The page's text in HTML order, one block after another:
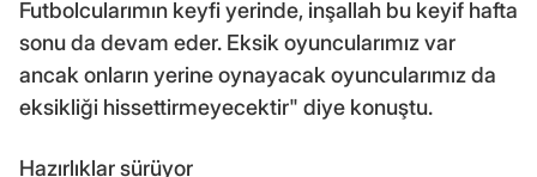
Futbolcularımın keyfi yerinde, inşallah bu keyif hafta
sonu da devam eder. Eksik oyuncularımız var
ancak onların yerine oynayacak oyuncularımız da
eksikliği hissettirmeyecektir" diye konuştu.
Hazırlıklar sürüyor